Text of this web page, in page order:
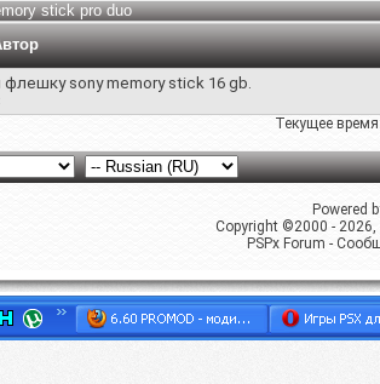
stick pro duo
sony memory stick 16 gb.
Текущее
Powered
Copyright ©2000 -
PSPx Forum -